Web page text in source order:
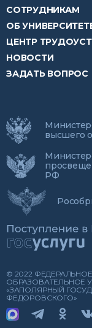
СОТРУДНИКАМ
ОБ
ЦЕНТР
НОВОСТИ
ЗАДАТЬ ВОПРОС
высшего
РФ
© 2022
ОБРАЗОВАТЕЛЬНОЕ
«ЗАПОЛЯРНЫЙ
ФЕДОРОВСКОГО»